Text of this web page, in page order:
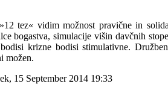
tez« vidim možnost pravične in
bogastva, simulacije višin davčnih
krizne bodisi stimulativne.
možen.
15 September 2014 19:33